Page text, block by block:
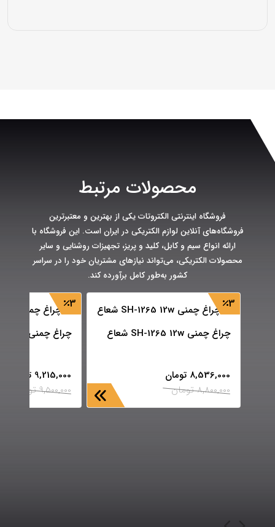
محصولات مرتبط
فروشگاه اینترنتی الکتروتات یکی از بهترین و معتبرترین
فروشگاه‌های آنلاین لوازم الکتریکی در ایران است. این فروشگاه با
ارائه انواع سیم و کابل، کلید و پریز، تجهیزات روشنایی و سایر
محصولات الکتریکی، می‌تواند نیازهای مشتریان خود را در سراسر
کشور به‌طور کامل برآورده کند.
3
چراغ چمنی SH-1265 12w شعاع
8,536,000 تومان
8,800,000 تومان
3
چراغ چمنی SH-1268 12w شعاع
9,215,000 تومان
9,500,000 تومان